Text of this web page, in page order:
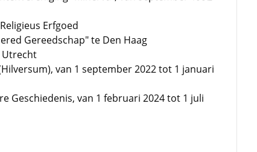
Erfgoed
Gereedschap" te Den Haag
Utrecht
van 1 september 2022 tot 1 januari
Geschiedenis, van 1 februari 2024 tot 1 juli